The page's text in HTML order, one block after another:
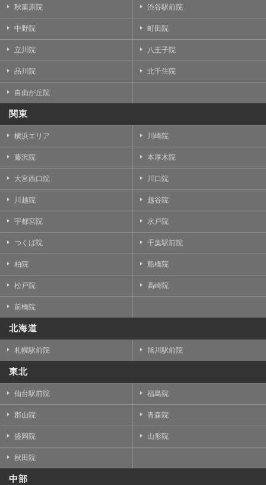
秋葉原院 渋谷駅前院
中野院 町田院
立川院 八王子院
品川院 北千住院
自由が丘院
関東
横浜エリア 川崎院
藤沢院 本厚木院
大宮西口院 川口院
川越院 越谷院
宇都宮院 水戸院
つくば院 千葉駅前院
柏院 船橋院
松戸院 高崎院
前橋院
北海道
札幌駅前院 旭川駅前院
東北
仙台駅前院 福島院
郡山院 青森院
盛岡院 山形院
秋田院
中部